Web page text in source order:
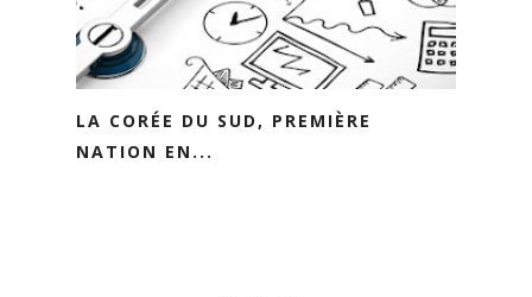
LA CORÉE DU SUD, PREMIÈRE
NATION EN...